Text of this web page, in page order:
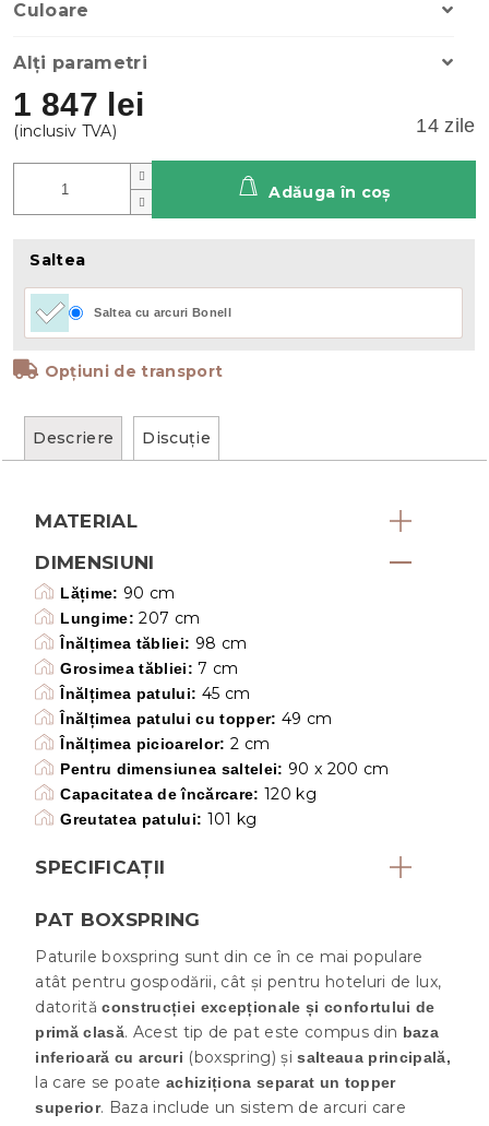
1 847 lei
14 zile
Saltea
Saltea cu arcuri Bonell
Opțiuni de transport
Adăuga în coş
Culoare
Alți parametri
Descriere Discuţie
MATERIAL
DIMENSIUNI
Lățime: 90 cm
Lungime: 207 cm
Înălțimea tăbliei: 98 cm
Grosimea tăbliei: 7 cm
Înălțimea patului: 45 cm
Înălțimea patului cu topper: 49 cm
Înălțimea picioarelor: 2 cm
Pentru dimensiunea saltelei: 90 x 200 cm
Capacitatea de încărcare: 120 kg
Greutatea patului: 101 kg
SPECIFICAȚII
PAT BOXSPRING
Paturile boxspring sunt din ce în ce mai populare
atât pentru gospodării, cât și pentru hoteluri de lux,
datorităconstrucției excepționale și confortului de
primă clasă. Acest tip de pat este compus din baza
inferioară cu arcuri (boxspring) șisalteaua principală,
la care se poate achiziționa separat un topper
superior. Baza include un sistem de arcuri care